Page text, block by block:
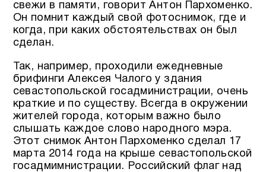
свежи в памяти, говорит Антон Пархоменко.
Он помнит каждый свой фотоснимок, где и
когда, при каких обстоятельствах он был
сделан.
Так, например, проходили ежедневные
брифинги Алексея Чалого у здания
севастопольской госадминистрации, очень
краткие и по существу. Всегда в окружении
жителей города, которым важно было
слышать каждое слово народного мэра.
Этот снимок Антон Пархоменко сделал 17
марта 2014 года на крыше севастопольской
госадмимнистрации. Российский флаг над